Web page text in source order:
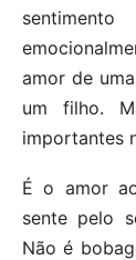
amor de
um filho.
importantes
É o amor
sente pelo
Não é